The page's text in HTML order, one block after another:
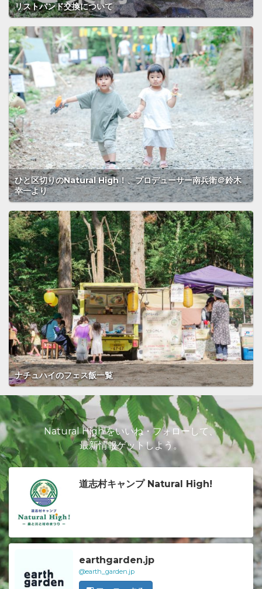
リストバンド交換について
ひと区切りのNatural High！、プロデューサー南兵衛＠鈴木
幸一より
ナチュハイのフェス飯一覧
Natural High!をいいね・フォローして、
最新情報ゲットしよう。
道志村キャンプ Natural High!
earthgarden.jp
@earth_garden.jp